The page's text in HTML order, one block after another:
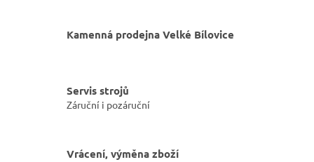
Kamenná prodejna Velké Bílovice
Servis strojů
Záruční i pozáruční
Vrácení, výměna zboží